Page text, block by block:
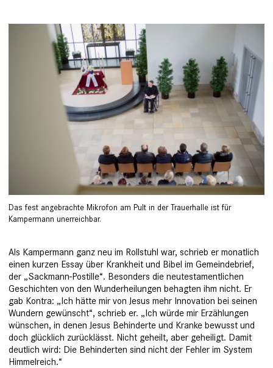
Das fest angebrachte Mikrofon am Pult in der Trauerhalle ist für
Kampermann unerreichbar.
Als Kampermann ganz neu im Rollstuhl war, schrieb er monatlich
einen kurzen Essay über Krankheit und Bibel im Gemeindebrief,
der „Sackmann-Postille“. Besonders die neutestamentlichen
Geschichten von den Wunderheilungen behagten ihm nicht. Er
gab Kontra: „Ich hätte mir von Jesus mehr Innovation bei seinen
Wundern gewünscht“, schrieb er. „Ich würde mir Erzählungen
wünschen, in ­denen Jesus Behinderte und Kranke bewusst und
doch glücklich zurücklässt. Nicht geheilt, aber geheiligt. Damit
deutlich wird: Die Behinderten sind nicht der Fehler im System
Himmelreich.“